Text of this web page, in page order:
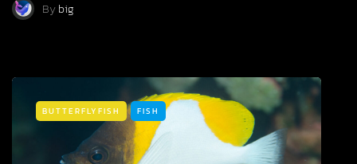
Bybig
BUTTERFLYFISH FISH